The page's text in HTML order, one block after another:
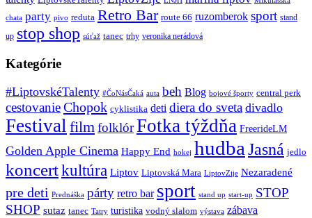
chata party pivo reduta Retro Bar route 66 ruzomberok sport stand
up stop shop súťaž tanec trhy veronika nerádová
Kategórie
#LiptovskéTalenty #ČoNásČaká auta beh Blog bojové športy central perk
cestovanieChopok cyklistika deti diera do sveta divadlo
Festival filmfolklórFotka týždňa FreerideLM
Golden Apple Cinema Happy End hokej hudba Jasná jedlo
koncertkultúra Liptov Liptovská Mara LiptovZije Nezaradené
pre deti Prednáška párty retro bar sport stand up start-up STOP
SHOP sutaz tanec Tatry turistika vodný slalom výstava zábava